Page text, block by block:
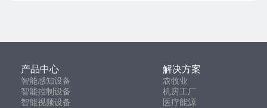
产品中心 解决方案
智能感知设备
农牧业
智能控制设备
机房工厂
智能视频设备
医疗能源